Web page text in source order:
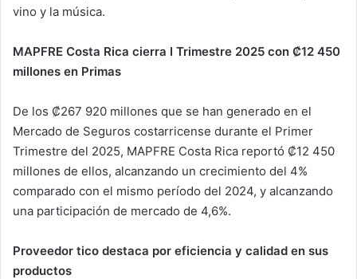
vino y la música.
MAPFRE Costa Rica cierra I Trimestre 2025 con ₡12 450
millones en Primas
De los ₡267 920 millones que se han generado en el
Mercado de Seguros costarricense durante el Primer
Trimestre del 2025, MAPFRE Costa Rica reportó ₡12 450
millones de ellos, alcanzando un crecimiento del 4%
comparado con el mismo período del 2024, y alcanzando
una participación de mercado de 4,6%.
Proveedor tico destaca por eficiencia y calidad en sus
productos